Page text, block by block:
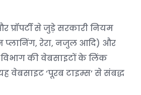
प्रॉपर्टी से जुड़े सरकारी नियम
प्लानिंग, रेरा, नजुल आदि) और
की वेबसाइटों के लिंक
वेबसाइट ‘पूरब टाइम्स’ से संबद्ध